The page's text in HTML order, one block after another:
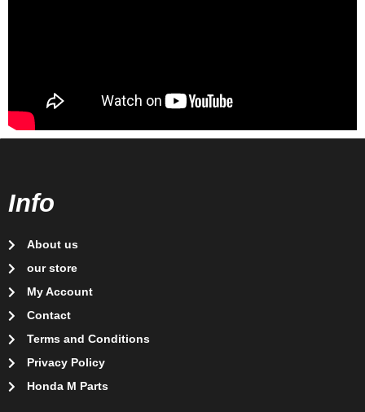
Info
About us
our store
My Account
Contact
Terms and Conditions
Privacy Policy
Honda M Parts